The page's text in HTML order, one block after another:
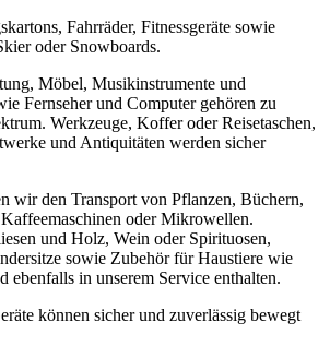
Fahrräder, Fitnessgeräte sowie
oder Snowboards.
Möbel, Musikinstrumente und
Fernseher und Computer gehören zu
Werkzeuge, Koffer oder Reisetaschen,
und Antiquitäten werden sicher
wir den Transport von Pflanzen, Büchern,
oder Mikrowellen.
und Holz, Wein oder Spirituosen,
sowie Zubehör für Haustiere wie
ebenfalls in unserem Service enthalten.
können sicher und zuverlässig bewegt